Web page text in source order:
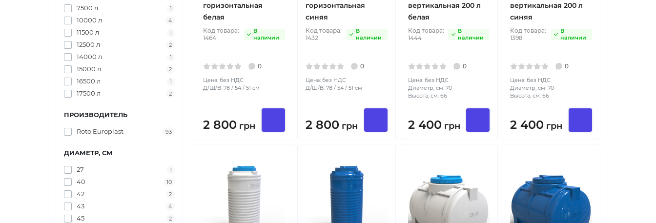
7500 л 1
10000 л 4
11500 л 1
12500 л 2
14000 л 1
15000 л 2
16500 л 1
17500 л 2
ПРОИЗВОДИТЕЛЬ
Roto Europlast 93
ДИАМЕТР, СМ
27 1
40 10
42 2
43 4
45 2
горизонтальная
белая
Код товара:
1464
В
наличии
0
Цена: без НДС
Д/Ш/В: 78 / 54 / 51 см
2 800 грн
горизонтальная
синяя
Код товара:
1432
В
наличии
0
Цена: без НДС
Д/Ш/В: 78 / 54 / 51 см
2 800 грн
вертикальная 200 л
белая
Код товара:
1444
В
наличии
0
Цена: без НДС
Диаметр, см: 70
Высота, см: 66
2 400 грн
вертикальная 200 л
синяя
Код товара:
1398
В
наличии
0
Цена: без НДС
Диаметр, см: 70
Высота, см: 66
2 400 грн